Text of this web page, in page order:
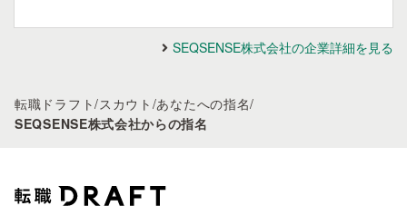
SEQSENSE株式会社の企業詳細を見る
転職ドラフト/スカウト /あなたへの指名/
SEQSENSE株式会社からの指名